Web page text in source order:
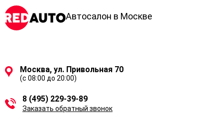
Автосалон в Москве
Москва, ул. Привольная 70
(с 08:00 до 20:00)
8 (495) 229-39-89
Заказать обратный звонок